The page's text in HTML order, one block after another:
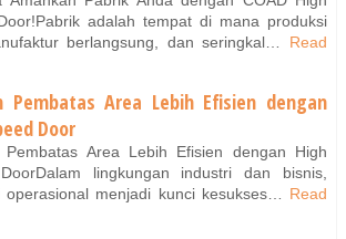
adalah tempat di mana produksi
berlangsung, dan seringkal…
Read
Pembatas Area Lebih Efisien dengan
Door
Pembatas Area Lebih Efisien dengan High
lingkungan industri dan bisnis,
operasional menjadi kunci kesukses…
Read